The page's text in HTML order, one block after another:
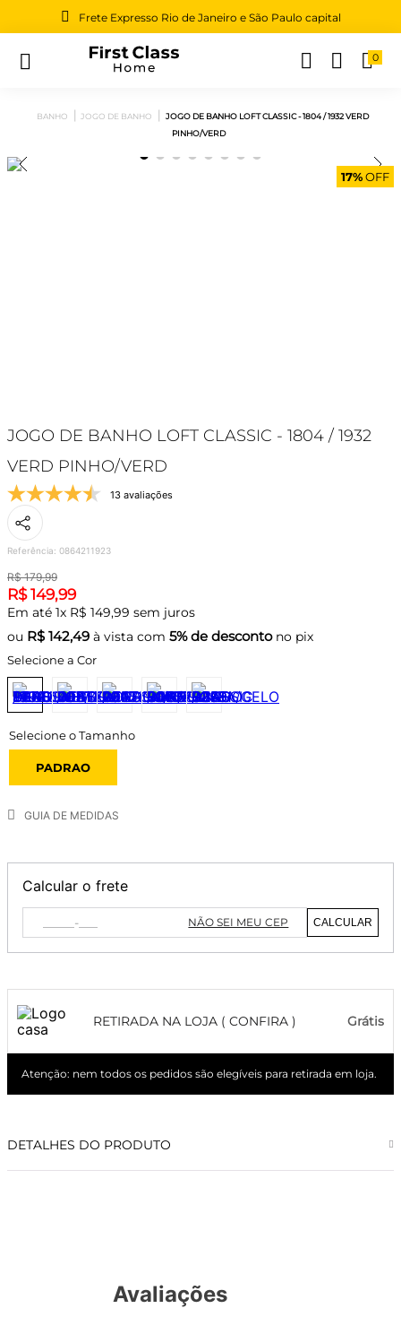
Frete Expresso Rio de Janeiro e São Paulo capital
0
BANHO JOGO DE BANHO
JOGO DE BANHO LOFT CLASSIC - 1804 / 1932 VERD
PINHO/VERD
17%OFF
JOGO DE BANHO LOFT CLASSIC - 1804 / 1932
VERD PINHO/VERD
13 avaliações
Referência: 0864211923
R$ 179,99
R$ 149,99
Em até 1x R$ 149,99 sem juros
ou R$ 142,49 à vista com 5% de descontono pix
Selecione a Cor
PADRAO
GUIA DE MEDIDAS
Calcular o frete
NÃO SEI MEU CEP CALCULAR
RETIRADA NA LOJA ( CONFIRA ) Grátis
Atenção: nem todos os pedidos são elegíveis para retirada em loja.
DETALHES DO PRODUTO
Avaliações